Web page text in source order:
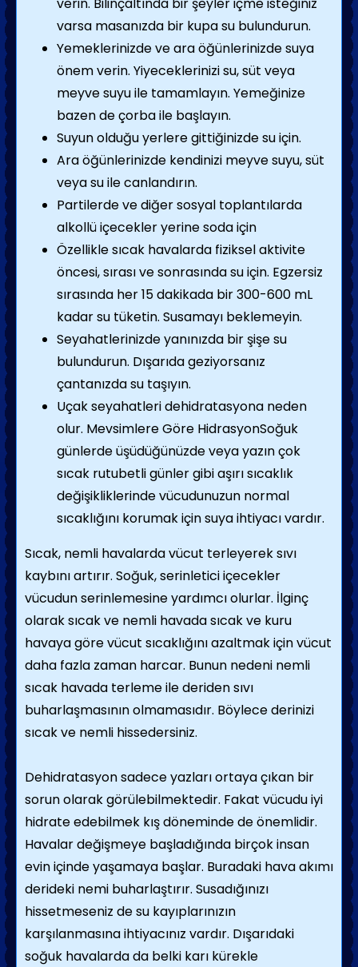
verin. Bilinçaltında bir şeyler içme isteğiniz
varsa masanızda bir kupa su bulundurun.
Yemeklerinizde ve ara öğünlerinizde suya
önem verin. Yiyeceklerinizi su, süt veya
meyve suyu ile tamamlayın. Yemeğinize
bazen de çorba ile başlayın.
Suyun olduğu yerlere gittiğinizde su için.
Ara öğünlerinizde kendinizi meyve suyu, süt
veya su ile canlandırın.
Partilerde ve diğer sosyal toplantılarda
alkollü içecekler yerine soda için
Özellikle sıcak havalarda fiziksel aktivite
öncesi, sırası ve sonrasında su için. Egzersiz
sırasında her 15 dakikada bir 300-600 mL
kadar su tüketin. Susamayı beklemeyin.
Seyahatlerinizde yanınızda bir şişe su
bulundurun. Dışarıda geziyorsanız
çantanızda su taşıyın.
Uçak seyahatleri dehidratasyona neden
olur. Mevsimlere Göre HidrasyonSoğuk
günlerde üşüdüğünüzde veya yazın çok
sıcak rutubetli günler gibi aşırı sıcaklık
değişikliklerinde vücudunuzun normal
sıcaklığını korumak için suya ihtiyacı vardır.
Sıcak, nemli havalarda vücut terleyerek sıvı
kaybını artırır. Soğuk, serinletici içecekler
vücudun serinlemesine yardımcı olurlar. İlginç
olarak sıcak ve nemli havada sıcak ve kuru
havaya göre vücut sıcaklığını azaltmak için vücut
daha fazla zaman harcar. Bunun nedeni nemli
sıcak havada terleme ile deriden sıvı
buharlaşmasının olmamasıdır. Böylece derinizi
sıcak ve nemli hissedersiniz.
Dehidratasyon sadece yazları ortaya çıkan bir
sorun olarak görülebilmektedir. Fakat vücudu iyi
hidrate edebilmek kış döneminde de önemlidir.
Havalar değişmeye başladığında birçok insan
evin içinde yaşamaya başlar. Buradaki hava akımı
derideki nemi buharlaştırır. Susadığınızı
hissetmeseniz de su kayıplarınızın
karşılanmasına ihtiyacınız vardır. Dışarıdaki
soğuk havalarda da belki karı kürekle